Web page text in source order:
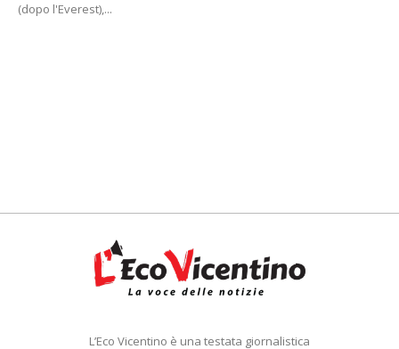
(dopo l'Everest),...
L’Eco Vicentino è una testata giornalistica